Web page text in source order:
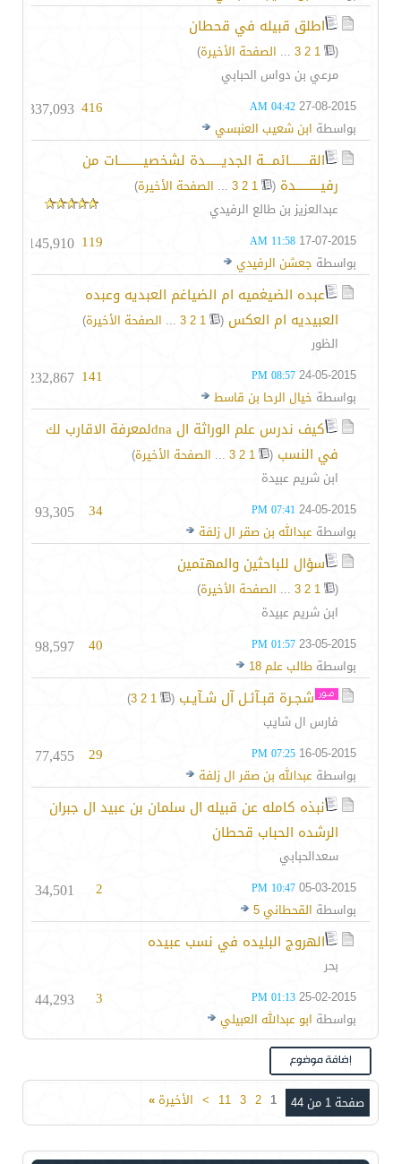
اطلق قبيله في قحطان
(
1
2
3
... الصفحة الأخيرة)
مرعي بن دواس الحبابي
27-08-2015
04:42 AM
بواسطة ابن شعيب العنبسي
416
337,093
القـــــــائمـــة الجديــــــدة لشخصيـــــــــات من
رفيـــــــــدة (
1
2
3
... الصفحة الأخيرة)
عبدالعزيز بن طالع الرفيدي
17-07-2015
11:58 AM
بواسطة جعشن الرفيدي
119
145,910
عبده الضيغميه ام الضياغم العبديه وعبده
العبيديه ام العكس (
1
2
3
... الصفحة الأخيرة)
الظور
24-05-2015
08:57 PM
بواسطة خيال الرحا بن قاسط
141
232,867
كيف ندرس علم الوراثة ال dnaلمعرفة الاقارب لك
في النسب (
1
2
3
... الصفحة الأخيرة)
ابن شريم عبيدة
24-05-2015
07:41 PM
بواسطة عبدالله بن صقر ال زلفة
34
93,305
سؤال للباحثين والمهتمين
(
1
2
3
... الصفحة الأخيرة)
ابن شريم عبيدة
23-05-2015
01:57 PM
بواسطة طالب علم 18
40
98,597
شجـرة قبـآئـل آل شـآيـب (
1
2
3
)
فارس ال شايب
16-05-2015
07:25 PM
بواسطة عبدالله بن صقر ال زلفة
29
77,455
نبذه كامله عن قبيله ال سلمان بن عبيد ال جبران
الرشده الحباب قحطان
سعدالحبابي
05-03-2015
10:47 PM
بواسطة القحطاني 5
2
34,501
الهروج البليده في نسب عبيده
بحر
25-02-2015
01:13 PM
بواسطة ابو عبدالله العبيلي
3
44,293
صفحة 1 من 44 1
2
3
11
> الأخيرة»